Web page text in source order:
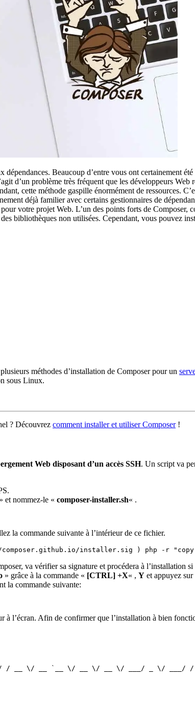
Beaucoup d’entre vous ont certainement
d’un problème très fréquent que les développeurs
cette méthode gaspille énormément de ressources.
déjà familier avec certains gestionnaires de
votre projet Web. L’un des points forts de Composer,
bibliothèques non utilisées. Cependant, vous pouvez
méthodes d’installation de Composer pour un
sous Linux.
? Découvrez comment installer et utiliser Composer!
Web disposant d’un accès SSH. Un script va
» et nommez-le « composer-installer.sh« .
la commande suivante à l’intérieur de ce fichier.
composer.github.io/installer.sig ) php -r
va vérifier sa signature et procédera à l’installation
» grâce à la commande « [CTRL] +X« , Y et appuyez
la commande suivante:
à l’écran. Afin de confirmer que l’installation à bien
/ / / __ \/ __ `__ \/ __ \/ __ \/ ___/ _ \/